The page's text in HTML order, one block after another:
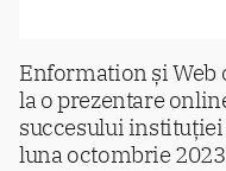
Enformation și Web
la o prezentare
succesului
luna octombrie 2023